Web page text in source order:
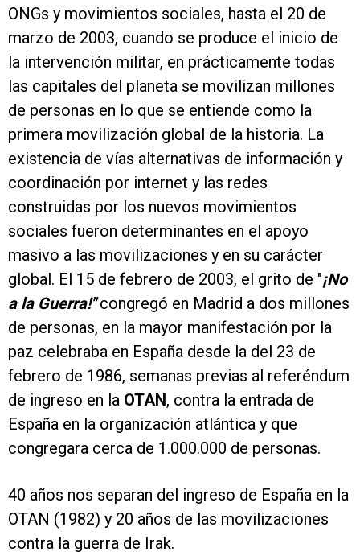
ONGs y movimientos sociales, hasta el 20 de
marzo de 2003, cuando se produce el inicio de
la intervención militar, en prácticamente todas
las capitales del planeta se movilizan millones
de personas en lo que se entiende como la
primera movilización global de la historia. La
existencia de vías alternativas de información y
coordinación por internet y las redes
construidas por los nuevos movimientos
sociales fueron determinantes en el apoyo
masivo a las movilizaciones y en su carácter
global. El 15 de febrero de 2003, el grito de "¡No
a la Guerra!"congregó en Madrid a dos millones
de personas, en la mayor manifestación por la
paz celebraba en España desde la del 23 de
febrero de 1986, semanas previas al referéndum
de ingreso en la OTAN, contra la entrada de
España en la organización atlántica y que
congregara cerca de 1.000.000 de personas.
40 años nos separan del ingreso de España en la
OTAN (1982) y 20 años de las movilizaciones
contra la guerra de Irak.